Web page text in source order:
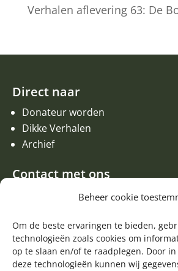
Beheer cookie
Om de beste ervaringen te bieden,
technologieën zoals cookies om
op te slaan en/of te raadplegen. Door
deze technologieën kunnen wij
Verhalen aflevering 63: De
Direct naar
Donateur worden
Dikke Verhalen
Archief
Contact met ons
Een aanvraag of oproep plaatsen
Contact met de redactie van de
Algemene informatie